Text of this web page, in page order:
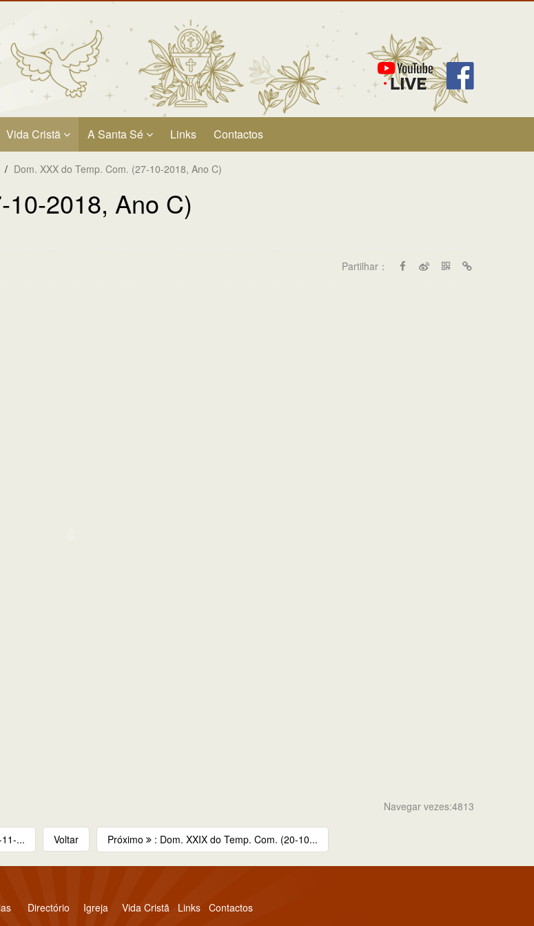
Vida Cristã A Santa Sé Links Contactos
/ Dom. XXX do Temp. Com. (27-10-2018, Ano C)
2018, Ano C)
Partilhar：
Navegar vezes:4813
... Voltar Próximo : Dom. XXIX do Temp. Com. (20-10...
Directório Igreja Vida Cristã Links Contactos